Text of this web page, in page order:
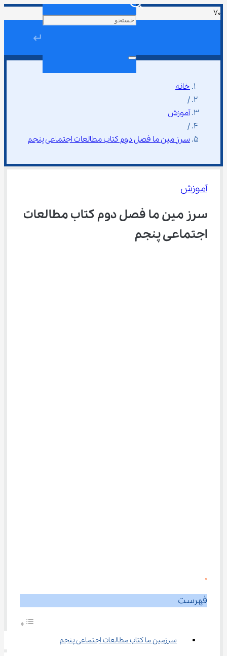
↵
خانه
/
آموزش
/
سرز مین ما فصل دوم کتاب مطالعات اجتماعی پنجم
آموزش
سرز مین ما فصل دوم کتاب مطالعات
اجتماعی پنجم
0
فهرست
سرزمین ما کتاب مطالعات اجتماعی پنجم